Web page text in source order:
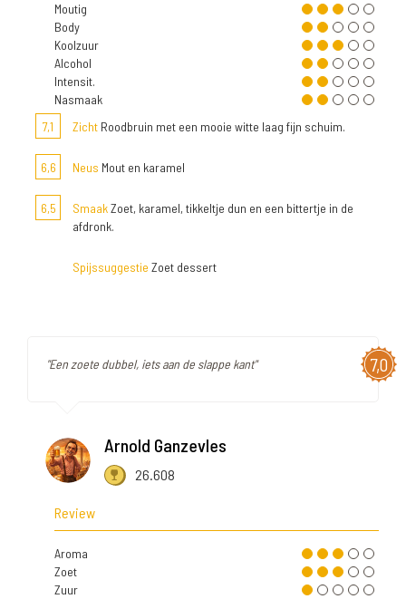
Moutig
Body
Koolzuur
Alcohol
Intensit.
Nasmaak
7,1
Zicht Roodbruin met een mooie witte laag fijn schuim.
6,6 Neus Mout en karamel
6,5 SmaakZoet, karamel, tikkeltje dun en een bittertje in de
afdronk.
Spijssuggestie Zoet dessert
7,0
"Een zoete dubbel, iets aan de slappe kant"
Arnold Ganzevles
26.608
Review
Aroma
Zoet
Zuur